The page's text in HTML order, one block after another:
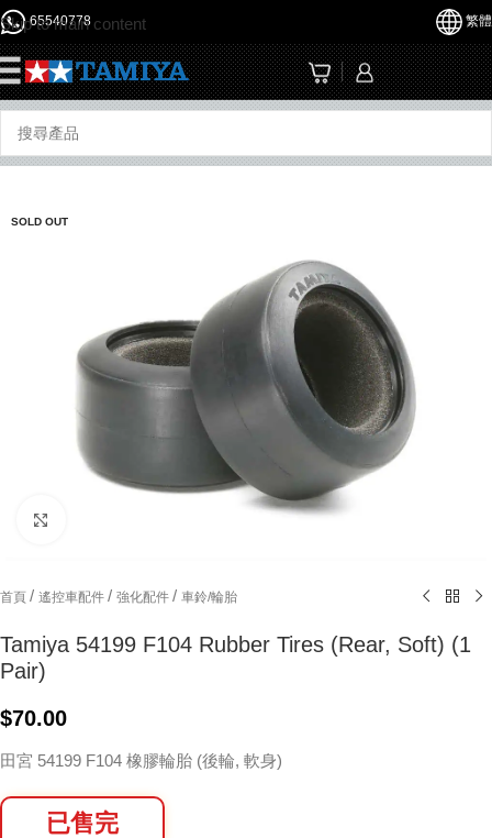
Skip to main content
65540778 繁體
SOLD OUT
首頁 / 遙控車配件 / 強化配件 / 車鈴/輪胎
Tamiya 54199 F104 Rubber Tires (Rear, Soft) (1
Pair)
$70.00
田宮 54199 F104 橡膠輪胎 (後輪, 軟身)
已售完